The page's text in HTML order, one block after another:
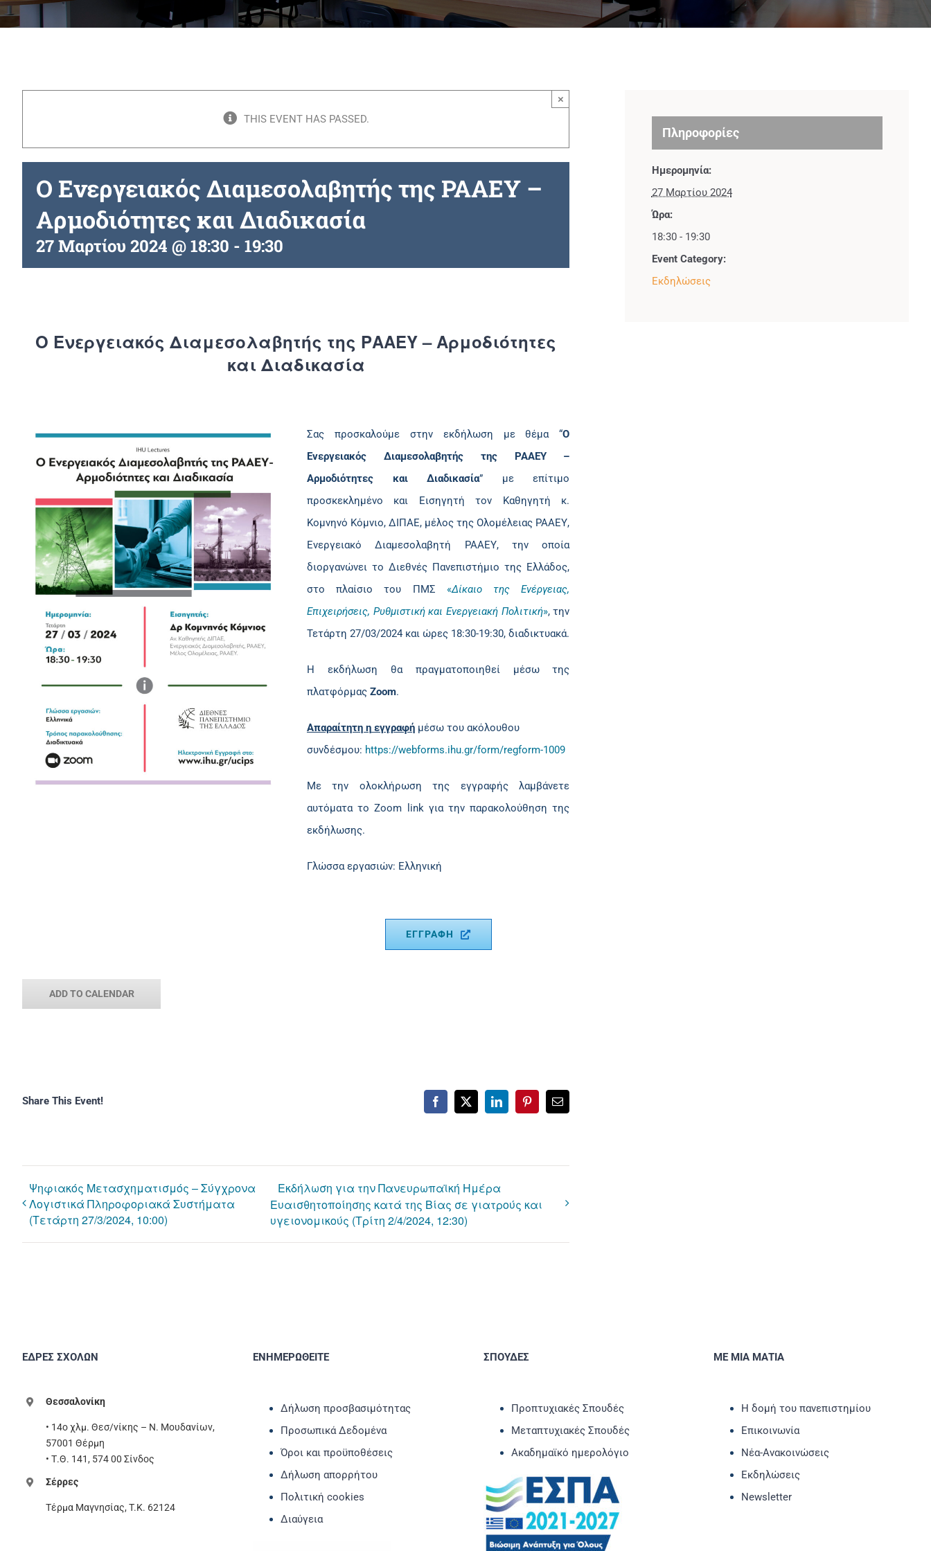
THIS EVENT HAS PASSED.
×
Ο Ενεργειακός Διαμεσολαβητής της ΡΑΑΕΥ –
Αρμοδιότητες και Διαδικασία
27 Μαρτίου 2024 @ 18:30 - 19:30
Ο Ενεργειακός Διαμεσολαβητής της ΡΑΑΕΥ – Αρμοδιότητες
και Διαδικασία
Σας προσκαλούμε στην εκδήλωση με θέμα “Ο
Ενεργειακός Διαμεσολαβητής της ΡΑΑΕΥ –
Αρμοδιότητες και Διαδικασία” με επίτιμο
προσκεκλημένο και Εισηγητή τον Καθηγητή κ.
Κομνηνό Κόμνιο, ΔΙΠΑΕ, μέλος της Ολομέλειας ΡΑΑΕΥ,
Ενεργειακό Διαμεσολαβητή ΡΑΑΕΥ, την οποία
διοργανώνει το Διεθνές Πανεπιστήμιο της Ελλάδος,
στo πλαίσιo του ΠΜΣ «Δίκαιο της Ενέργειας,
Επιχειρήσεις, Ρυθμιστική και Ενεργειακή Πολιτική», την
Τετάρτη 27/03/2024 και ώρες 18:30-19:30, διαδικτυακά.
Η εκδήλωση θα πραγματοποιηθεί μέσω της
πλατφόρμας Zoom.
Απαραίτητη η εγγραφήμέσω του ακόλουθου
συνδέσμου: https://webforms.ihu.gr/form/regform-1009
Με την ολοκλήρωση της εγγραφής λαμβάνετε
αυτόματα το Zoom link για την παρακολούθηση της
εκδήλωσης.
Γλώσσα εργασιών: Ελληνική
ΕΓΓΡΑΦΗ
ADD TO CALENDAR
Share This Event! Facebook
X LinkedInPinterestEmail
Ψηφιακός Μετασχηματισμός – Σύγχρονα
Λογιστικά Πληροφοριακά Συστήματα
(Τετάρτη 27/3/2024, 10:00)
Εκδήλωση για την Πανευρωπαϊκή Ημέρα
Ευαισθητοποίησης κατά της Βίας σε γιατρούς και
υγειονομικούς (Τρίτη 2/4/2024, 12:30)
Πληροφορίες
Ημερομηνία:
27 Μαρτίου 2024
Ώρα:
18:30 - 19:30
Event Category:
Εκδηλώσεις
ΕΔΡΕΣ ΣΧΟΛΩΝ
Θεσσαλονίκη
• 14ο χλμ. Θεσ/νίκης – Ν. Μουδανίων,
57001 Θέρμη
• Τ.Θ. 141, 574 00 Σίνδος
Σέρρες
Τέρμα Μαγνησίας, T.K. 62124
ΕΝΗΜΕΡΩΘΕΙΤΕ
Δήλωση προσβασιμότητας
Προσωπικά Δεδομένα
Όροι και προϋποθέσεις
Δήλωση απορρήτου
Πολιτική cookies
Διαύγεια
ΣΠΟΥΔΕΣ
Προπτυχιακές Σπουδές
Μεταπτυχιακές Σπουδές
Ακαδημαϊκό ημερολόγιο
ΜΕ ΜΙΑ ΜΑΤΙΑ
Η δομή του πανεπιστημίου
Επικοινωνία
Νέα-Ανακοινώσεις
Εκδηλώσεις
Newsletter